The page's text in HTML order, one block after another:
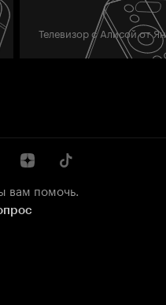
Телевизор с Алисой от
вам помочь.